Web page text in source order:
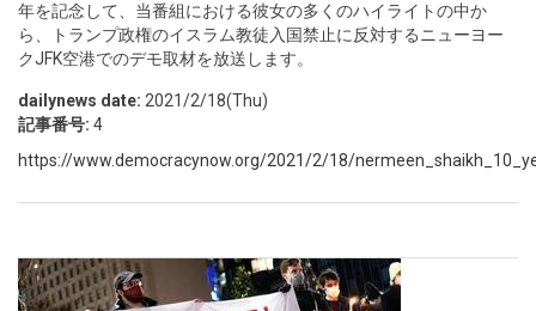
年を記念して、当番組における彼女の多くのハイライトの中か
ら、トランプ政権のイスラム教徒入国禁止に反対するニューヨー
クJFK空港でのデモ取材を放送します。
dailynews date: 2021/2/18(Thu)
記事番号: 4
https://www.democracynow.org/2021/2/18/